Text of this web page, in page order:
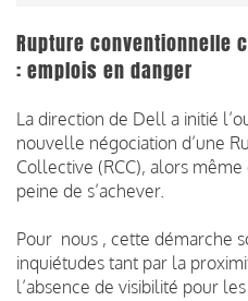
Rupture conventionnelle
: emplois en danger
La direction de Dell a initié
nouvelle négociation d’une
Collective (RCC), alors
peine de s’achever.
Pour nous , cette démarche
inquiétudes tant par la
l’absence de visibilité pour les